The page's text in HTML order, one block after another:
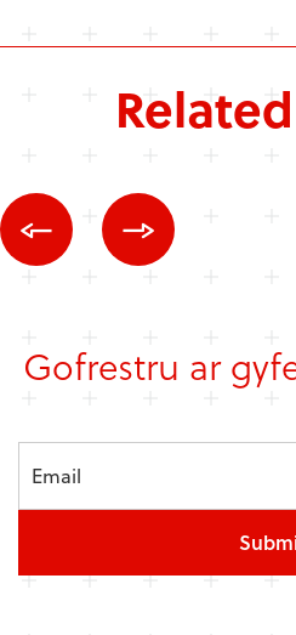
Gofrestru ar